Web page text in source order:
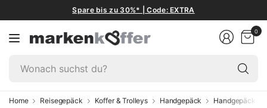
Spare bis zu 30%* | Code: EXTRA
0
Home Reisegepäck Koffer & Trolleys Handgepäck Handgepäck